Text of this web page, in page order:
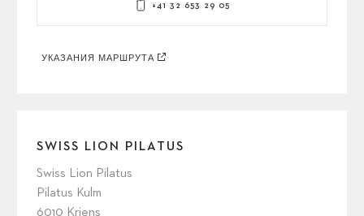
+41 32 653 29 05
УКАЗАНИЯ МАРШРУТА
SWISS LION PILATUS
Swiss Lion Pilatus
Pilatus Kulm
6010 Kriens